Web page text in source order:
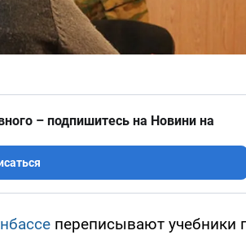
– подпишитесь на Новини на
переписывают учебники